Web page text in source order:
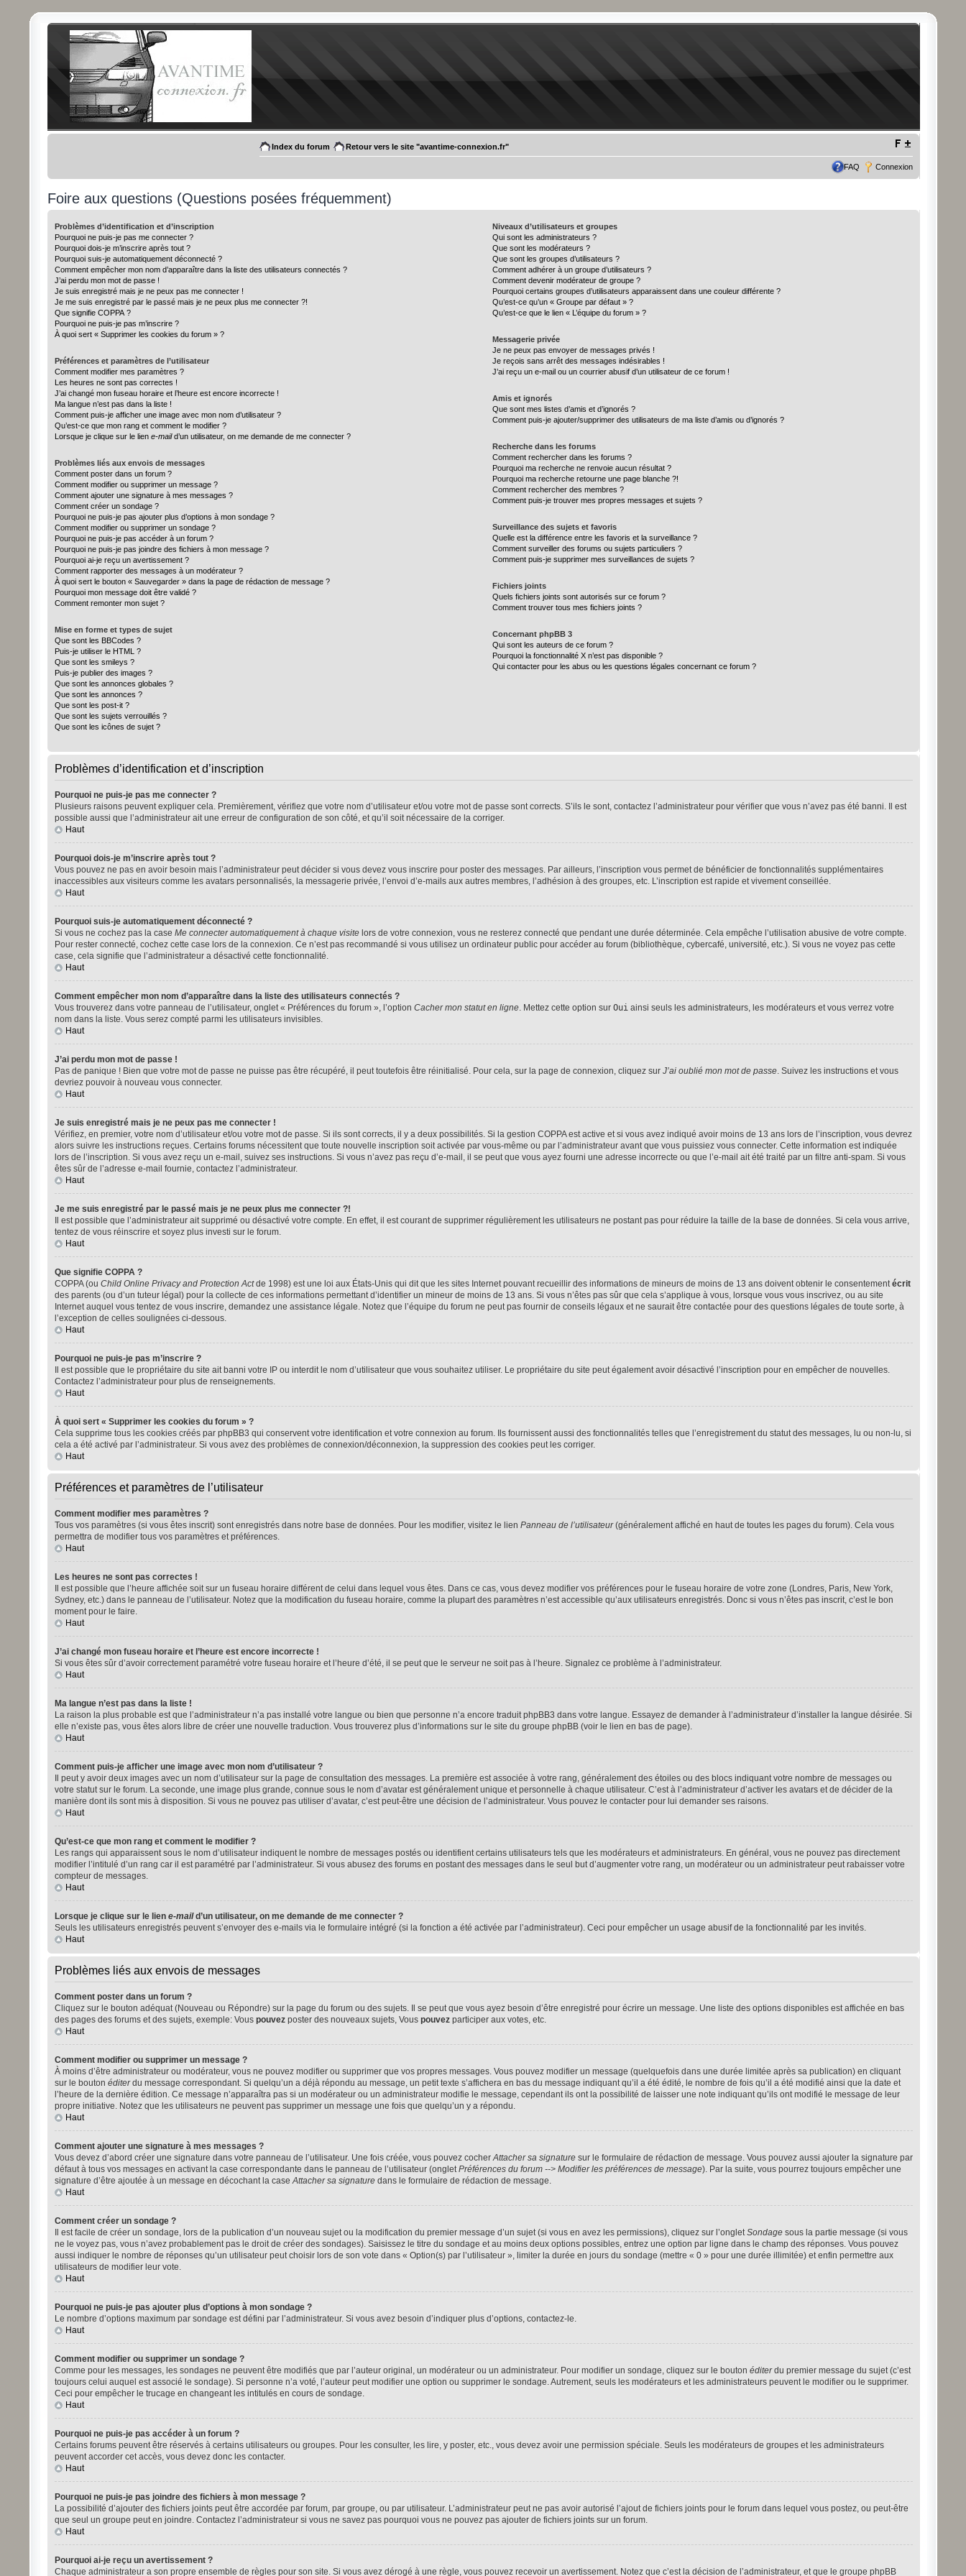
Index du forum Retour vers le site "avantime-connexion.fr"
FAQ Connexion
Foire aux questions (Questions posées fréquemment)
Problèmes d’identification et d’inscription
Pourquoi ne puis-je pas me connecter ?
Pourquoi dois-je m’inscrire après tout ?
Pourquoi suis-je automatiquement déconnecté ?
Comment empêcher mon nom d’apparaître dans la liste des utilisateurs connectés ?
J’ai perdu mon mot de passe !
Je suis enregistré mais je ne peux pas me connecter !
Je me suis enregistré par le passé mais je ne peux plus me connecter ?!
Que signifie COPPA ?
Pourquoi ne puis-je pas m’inscrire ?
À quoi sert « Supprimer les cookies du forum » ?
Préférences et paramètres de l’utilisateur
Comment modifier mes paramètres ?
Les heures ne sont pas correctes !
J’ai changé mon fuseau horaire et l’heure est encore incorrecte !
Ma langue n’est pas dans la liste !
Comment puis-je afficher une image avec mon nom d’utilisateur ?
Qu’est-ce que mon rang et comment le modifier ?
Lorsque je clique sur le lien e-maild’un utilisateur, on me demande de me connecter ?
Problèmes liés aux envois de messages
Comment poster dans un forum ?
Comment modifier ou supprimer un message ?
Comment ajouter une signature à mes messages ?
Comment créer un sondage ?
Pourquoi ne puis-je pas ajouter plus d’options à mon sondage ?
Comment modifier ou supprimer un sondage ?
Pourquoi ne puis-je pas accéder à un forum ?
Pourquoi ne puis-je pas joindre des fichiers à mon message ?
Pourquoi ai-je reçu un avertissement ?
Comment rapporter des messages à un modérateur ?
À quoi sert le bouton « Sauvegarder » dans la page de rédaction de message ?
Pourquoi mon message doit être validé ?
Comment remonter mon sujet ?
Mise en forme et types de sujet
Que sont les BBCodes ?
Puis-je utiliser le HTML ?
Que sont les smileys ?
Puis-je publier des images ?
Que sont les annonces globales ?
Que sont les annonces ?
Que sont les post-it ?
Que sont les sujets verrouillés ?
Que sont les icônes de sujet ?
Niveaux d’utilisateurs et groupes
Qui sont les administrateurs ?
Que sont les modérateurs ?
Que sont les groupes d’utilisateurs ?
Comment adhérer à un groupe d’utilisateurs ?
Comment devenir modérateur de groupe ?
Pourquoi certains groupes d’utilisateurs apparaissent dans une couleur différente ?
Qu’est-ce qu’un « Groupe par défaut » ?
Qu’est-ce que le lien « L’équipe du forum » ?
Messagerie privée
Je ne peux pas envoyer de messages privés !
Je reçois sans arrêt des messages indésirables !
J’ai reçu un e-mail ou un courrier abusif d’un utilisateur de ce forum !
Amis et ignorés
Que sont mes listes d’amis et d’ignorés ?
Comment puis-je ajouter/supprimer des utilisateurs de ma liste d’amis ou d’ignorés ?
Recherche dans les forums
Comment rechercher dans les forums ?
Pourquoi ma recherche ne renvoie aucun résultat ?
Pourquoi ma recherche retourne une page blanche ?!
Comment rechercher des membres ?
Comment puis-je trouver mes propres messages et sujets ?
Surveillance des sujets et favoris
Quelle est la différence entre les favoris et la surveillance ?
Comment surveiller des forums ou sujets particuliers ?
Comment puis-je supprimer mes surveillances de sujets ?
Fichiers joints
Quels fichiers joints sont autorisés sur ce forum ?
Comment trouver tous mes fichiers joints ?
Concernant phpBB 3
Qui sont les auteurs de ce forum ?
Pourquoi la fonctionnalité X n’est pas disponible ?
Qui contacter pour les abus ou les questions légales concernant ce forum ?
Problèmes d’identification et d’inscription
Pourquoi ne puis-je pas me connecter ?
Plusieurs raisons peuvent expliquer cela. Premièrement, vérifiez que votre nom d’utilisateur et/ou votre mot de passe sont corrects. S’ils le sont, contactez l’administrateur pour vérifier que vous n’avez pas été banni. Il est
possible aussi que l’administrateur ait une erreur de configuration de son côté, et qu’il soit nécessaire de la corriger.
Haut
Pourquoi dois-je m’inscrire après tout ?
Vous pouvez ne pas en avoir besoin mais l’administrateur peut décider si vous devez vous inscrire pour poster des messages. Par ailleurs, l’inscription vous permet de bénéficier de fonctionnalités supplémentaires
inaccessibles aux visiteurs comme les avatars personnalisés, la messagerie privée, l’envoi d’e-mails aux autres membres, l’adhésion à des groupes, etc. L’inscription est rapide et vivement conseillée.
Haut
Pourquoi suis-je automatiquement déconnecté ?
Si vous ne cochez pas la case Me connecter automatiquement à chaque visitelors de votre connexion, vous ne resterez connecté que pendant une durée déterminée. Cela empêche l’utilisation abusive de votre compte.
Pour rester connecté, cochez cette case lors de la connexion. Ce n’est pas recommandé si vous utilisez un ordinateur public pour accéder au forum (bibliothèque, cybercafé, université, etc.). Si vous ne voyez pas cette
case, cela signifie que l’administrateur a désactivé cette fonctionnalité.
Haut
Comment empêcher mon nom d’apparaître dans la liste des utilisateurs connectés ?
Vous trouverez dans votre panneau de l’utilisateur, onglet « Préférences du forum », l’option Cacher mon statut en ligne. Mettez cette option sur Ouiainsi seuls les administrateurs, les modérateurs et vous verrez votre
nom dans la liste. Vous serez compté parmi les utilisateurs invisibles.
Haut
J’ai perdu mon mot de passe !
Pas de panique ! Bien que votre mot de passe ne puisse pas être récupéré, il peut toutefois être réinitialisé. Pour cela, sur la page de connexion, cliquez sur J’ai oublié mon mot de passe. Suivez les instructions et vous
devriez pouvoir à nouveau vous connecter.
Haut
Je suis enregistré mais je ne peux pas me connecter !
Vérifiez, en premier, votre nom d’utilisateur et/ou votre mot de passe. Si ils sont corrects, il y a deux possibilités. Si la gestion COPPA est active et si vous avez indiqué avoir moins de 13 ans lors de l’inscription, vous devrez
alors suivre les instructions reçues. Certains forums nécessitent que toute nouvelle inscription soit activée par vous-même ou par l’administrateur avant que vous puissiez vous connecter. Cette information est indiquée
lors de l’inscription. Si vous avez reçu un e-mail, suivez ses instructions. Si vous n’avez pas reçu d’e-mail, il se peut que vous ayez fourni une adresse incorrecte ou que l’e-mail ait été traité par un filtre anti-spam. Si vous
êtes sûr de l’adresse e-mail fournie, contactez l’administrateur.
Haut
Je me suis enregistré par le passé mais je ne peux plus me connecter ?!
Il est possible que l’administrateur ait supprimé ou désactivé votre compte. En effet, il est courant de supprimer régulièrement les utilisateurs ne postant pas pour réduire la taille de la base de données. Si cela vous arrive,
tentez de vous réinscrire et soyez plus investi sur le forum.
Haut
Que signifie COPPA ?
COPPA (ou Child Online Privacy and Protection Actde 1998) est une loi aux États-Unis qui dit que les sites Internet pouvant recueillir des informations de mineurs de moins de 13 ans doivent obtenir le consentementécrit
des parents (ou d’un tuteur légal) pour la collecte de ces informations permettant d’identifier un mineur de moins de 13 ans. Si vous n’êtes pas sûr que cela s’applique à vous, lorsque vous vous inscrivez, ou au site
Internet auquel vous tentez de vous inscrire, demandez une assistance légale. Notez que l’équipe du forum ne peut pas fournir de conseils légaux et ne saurait être contactée pour des questions légales de toute sorte, à
l’exception de celles soulignées ci-dessous.
Haut
Pourquoi ne puis-je pas m’inscrire ?
Il est possible que le propriétaire du site ait banni votre IP ou interdit le nom d’utilisateur que vous souhaitez utiliser. Le propriétaire du site peut également avoir désactivé l’inscription pour en empêcher de nouvelles.
Contactez l’administrateur pour plus de renseignements.
Haut
À quoi sert « Supprimer les cookies du forum » ?
Cela supprime tous les cookies créés par phpBB3 qui conservent votre identification et votre connexion au forum. Ils fournissent aussi des fonctionnalités telles que l’enregistrement du statut des messages, lu ou non-lu, si
cela a été activé par l’administrateur. Si vous avez des problèmes de connexion/déconnexion, la suppression des cookies peut les corriger.
Haut
Préférences et paramètres de l’utilisateur
Comment modifier mes paramètres ?
Tous vos paramètres (si vous êtes inscrit) sont enregistrés dans notre base de données. Pour les modifier, visitez le lien Panneau de l’utilisateur(généralement affiché en haut de toutes les pages du forum). Cela vous
permettra de modifier tous vos paramètres et préférences.
Haut
Les heures ne sont pas correctes !
Il est possible que l’heure affichée soit sur un fuseau horaire différent de celui dans lequel vous êtes. Dans ce cas, vous devez modifier vos préférences pour le fuseau horaire de votre zone (Londres, Paris, New York,
Sydney, etc.) dans le panneau de l’utilisateur. Notez que la modification du fuseau horaire, comme la plupart des paramètres n’est accessible qu’aux utilisateurs enregistrés. Donc si vous n’êtes pas inscrit, c’est le bon
moment pour le faire.
Haut
J’ai changé mon fuseau horaire et l’heure est encore incorrecte !
Si vous êtes sûr d’avoir correctement paramétré votre fuseau horaire et l’heure d’été, il se peut que le serveur ne soit pas à l’heure. Signalez ce problème à l’administrateur.
Haut
Ma langue n’est pas dans la liste !
La raison la plus probable est que l’administrateur n’a pas installé votre langue ou bien que personne n’a encore traduit phpBB3 dans votre langue. Essayez de demander à l’administrateur d’installer la langue désirée. Si
elle n’existe pas, vous êtes alors libre de créer une nouvelle traduction. Vous trouverez plus d’informations sur le site du groupe phpBB (voir le lien en bas de page).
Haut
Comment puis-je afficher une image avec mon nom d’utilisateur ?
Il peut y avoir deux images avec un nom d’utilisateur sur la page de consultation des messages. La première est associée à votre rang, généralement des étoiles ou des blocs indiquant votre nombre de messages ou
votre statut sur le forum. La seconde, une image plus grande, connue sous le nom d’avatar est généralement unique et personnelle à chaque utilisateur. C’est à l’administrateur d’activer les avatars et de décider de la
manière dont ils sont mis à disposition. Si vous ne pouvez pas utiliser d’avatar, c’est peut-être une décision de l’administrateur. Vous pouvez le contacter pour lui demander ses raisons.
Haut
Qu’est-ce que mon rang et comment le modifier ?
Les rangs qui apparaissent sous le nom d’utilisateur indiquent le nombre de messages postés ou identifient certains utilisateurs tels que les modérateurs et administrateurs. En général, vous ne pouvez pas directement
modifier l’intitulé d’un rang car il est paramétré par l’administrateur. Si vous abusez des forums en postant des messages dans le seul but d’augmenter votre rang, un modérateur ou un administrateur peut rabaisser votre
compteur de messages.
Haut
Lorsque je clique sur le lien e-maild’un utilisateur, on me demande de me connecter ?
Seuls les utilisateurs enregistrés peuvent s’envoyer des e-mails via le formulaire intégré (si la fonction a été activée par l’administrateur). Ceci pour empêcher un usage abusif de la fonctionnalité par les invités.
Haut
Problèmes liés aux envois de messages
Comment poster dans un forum ?
Cliquez sur le bouton adéquat (Nouveau ou Répondre) sur la page du forum ou des sujets. Il se peut que vous ayez besoin d’être enregistré pour écrire un message. Une liste des options disponibles est affichée en bas
des pages des forums et des sujets, exemple: Vous pouvezposter des nouveaux sujets, Vous pouvezparticiper aux votes, etc.
Haut
Comment modifier ou supprimer un message ?
À moins d’être administrateur ou modérateur, vous ne pouvez modifier ou supprimer que vos propres messages. Vous pouvez modifier un message (quelquefois dans une durée limitée après sa publication) en cliquant
sur le bouton éditerdu message correspondant. Si quelqu’un a déjà répondu au message, un petit texte s’affichera en bas du message indiquant qu’il a été édité, le nombre de fois qu’il a été modifié ainsi que la date et
l’heure de la dernière édition. Ce message n’apparaîtra pas si un modérateur ou un administrateur modifie le message, cependant ils ont la possibilité de laisser une note indiquant qu’ils ont modifié le message de leur
propre initiative. Notez que les utilisateurs ne peuvent pas supprimer un message une fois que quelqu’un y a répondu.
Haut
Comment ajouter une signature à mes messages ?
Vous devez d’abord créer une signature dans votre panneau de l’utilisateur. Une fois créée, vous pouvez cocherAttacher sa signaturesur le formulaire de rédaction de message. Vous pouvez aussi ajouter la signature par
défaut à tous vos messages en activant la case correspondante dans le panneau de l’utilisateur (ongletPréférences du forum --> Modifier les préférences de message). Par la suite, vous pourrez toujours empêcher une
signature d’être ajoutée à un message en décochant la caseAttacher sa signaturedans le formulaire de rédaction de message.
Haut
Comment créer un sondage ?
Il est facile de créer un sondage, lors de la publication d’un nouveau sujet ou la modification du premier message d’un sujet (si vous en avez les permissions), cliquez sur l’ongletSondagesous la partie message (si vous
ne le voyez pas, vous n’avez probablement pas le droit de créer des sondages). Saisissez le titre du sondage et au moins deux options possibles, entrez une option par ligne dans le champ des réponses. Vous pouvez
aussi indiquer le nombre de réponses qu’un utilisateur peut choisir lors de son vote dans « Option(s) par l’utilisateur », limiter la durée en jours du sondage (mettre « 0 » pour une durée illimitée) et enfin permettre aux
utilisateurs de modifier leur vote.
Haut
Pourquoi ne puis-je pas ajouter plus d’options à mon sondage ?
Le nombre d’options maximum par sondage est défini par l’administrateur. Si vous avez besoin d’indiquer plus d’options, contactez-le.
Haut
Comment modifier ou supprimer un sondage ?
Comme pour les messages, les sondages ne peuvent être modifiés que par l’auteur original, un modérateur ou un administrateur. Pour modifier un sondage, cliquez sur le bouton éditerdu premier message du sujet (c’est
toujours celui auquel est associé le sondage). Si personne n’a voté, l’auteur peut modifier une option ou supprimer le sondage. Autrement, seuls les modérateurs et les administrateurs peuvent le modifier ou le supprimer.
Ceci pour empêcher le trucage en changeant les intitulés en cours de sondage.
Haut
Pourquoi ne puis-je pas accéder à un forum ?
Certains forums peuvent être réservés à certains utilisateurs ou groupes. Pour les consulter, les lire, y poster, etc., vous devez avoir une permission spéciale. Seuls les modérateurs de groupes et les administrateurs
peuvent accorder cet accès, vous devez donc les contacter.
Haut
Pourquoi ne puis-je pas joindre des fichiers à mon message ?
La possibilité d’ajouter des fichiers joints peut être accordée par forum, par groupe, ou par utilisateur. L’administrateur peut ne pas avoir autorisé l’ajout de fichiers joints pour le forum dans lequel vous postez, ou peut-être
que seul un groupe peut en joindre. Contactez l’administrateur si vous ne savez pas pourquoi vous ne pouvez pas ajouter de fichiers joints sur un forum.
Haut
Pourquoi ai-je reçu un avertissement ?
Chaque administrateur a son propre ensemble de règles pour son site. Si vous avez dérogé à une règle, vous pouvez recevoir un avertissement. Notez que c’est la décision de l’administrateur, et que le groupe phpBB